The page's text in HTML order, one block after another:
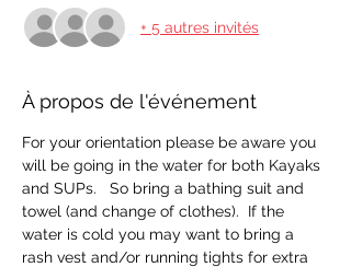
+ 5 autres invités
À propos de l'événement
For your orientation please be aware you
will be going in the water for both Kayaks
and SUPs.   So bring a bathing suit and
towel (and change of clothes).  If the
water is cold you may want to bring a
rash vest and/or running tights for extra